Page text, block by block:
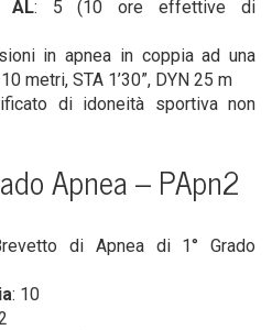
AL: 5 (10 ore effet­ti­ve di
in apnea in cop­pia ad una
metri, STA 1’30”, DYN 25 m
di ido­nei­tà spor­ti­va non
Apnea – PApn2
di Apnea di 1° Gra­do
: 10